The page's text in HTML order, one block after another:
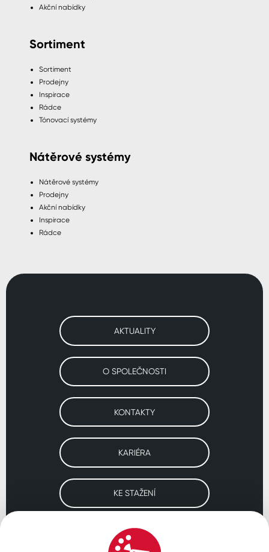
Akční nabídky
Sortiment
Sortiment
Prodejny
Inspirace
Rádce
Tónovací systémy
Nátěrové systémy
Nátěrové systémy
Prodejny
Akční nabídky
Inspirace
Rádce
AKTUALITY
O SPOLEČNOSTI
KONTAKTY
KARIÉRA
KE STAŽENÍ
Navštivte naše pobočky